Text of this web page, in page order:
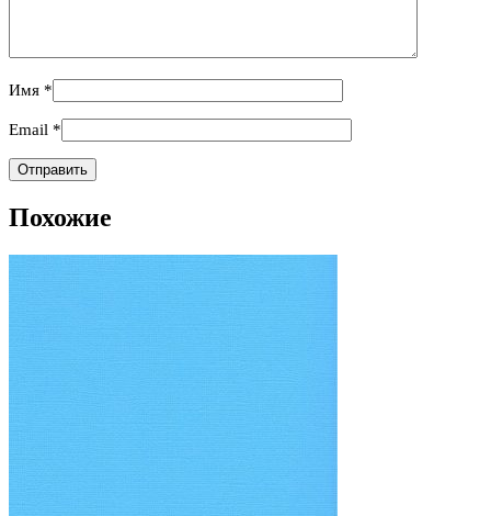
Имя *
Email *
Похожие